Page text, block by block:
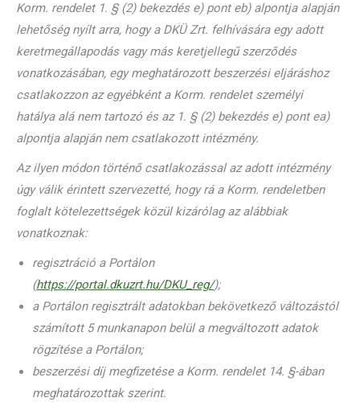
Korm. rendelet 1. § (2) bekezdés e) pont eb) alpontja alapján
lehetőség nyílt arra, hogy a DKÜ Zrt. felhívására egy adott
keretmegállapodás vagy más keretjellegű szerződés
vonatkozásában, egy meghatározott beszerzési eljáráshoz
csatlakozzon az egyébként a Korm. rendelet személyi
hatálya alá nem tartozó és az 1. § (2) bekezdés e) pont ea)
alpontja alapján nem csatlakozott intézmény.
Az ilyen módon történő csatlakozással az adott intézmény
úgy válik érintett szervezetté, hogy rá a Korm. rendeletben
foglalt kötelezettségek közül kizárólag az alábbiak
vonatkoznak:
regisztráció a Portálon
(https://portal.dkuzrt.hu/DKU_reg/);
a Portálon regisztrált adatokban bekövetkező változástól
számított 5 munkanapon belül a megváltozott adatok
rögzítése a Portálon;
beszerzési díj megfizetése a Korm. rendelet 14. §-ában
meghatározottak szerint.